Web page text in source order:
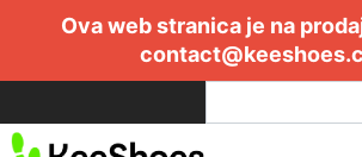
Ova web stranica je na